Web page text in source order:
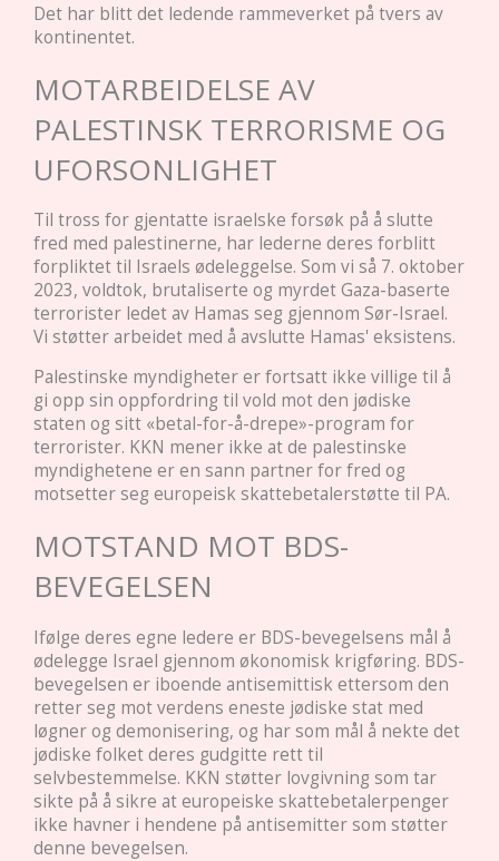
Det har blitt det ledende rammeverket på tvers av
kontinentet.
MOTARBEIDELSE AV
PALESTINSK TERRORISME OG
UFORSONLIGHET
Til tross for gjentatte israelske forsøk på å slutte
fred med palestinerne, har lederne deres forblitt
forpliktet til Israels ødeleggelse. Som vi så 7. oktober
2023, voldtok, brutaliserte og myrdet Gaza-baserte
terrorister ledet av Hamas seg gjennom Sør-Israel.
Vi støtter arbeidet med å avslutte Hamas' eksistens.
Palestinske myndigheter er fortsatt ikke villige til å
gi opp sin oppfordring til vold mot den jødiske
staten og sitt «betal-for-å-drepe»-program for
terrorister. KKN mener ikke at de palestinske
myndighetene er en sann partner for fred og
motsetter seg europeisk skattebetalerstøtte til PA.
MOTSTAND MOT BDS-
BEVEGELSEN
Ifølge deres egne ledere er BDS-bevegelsens mål å
ødelegge Israel gjennom økonomisk krigføring. BDS-
bevegelsen er iboende antisemittisk ettersom den
retter seg mot verdens eneste jødiske stat med
løgner og demonisering, og har som mål å nekte det
jødiske folket deres gudgitte rett til
selvbestemmelse. KKN støtter lovgivning som tar
sikte på å sikre at europeiske skattebetalerpenger
ikke havner i hendene på antisemitter som støtter
denne bevegelsen.